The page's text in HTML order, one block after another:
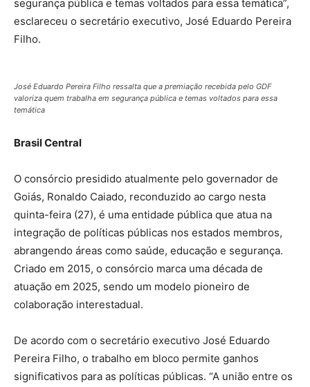
segurança pública e temas voltados para essa temática”,
esclareceu o secretário executivo, José Eduardo Pereira
Filho.
José Eduardo Pereira Filho ressalta que a premiação recebida pelo GDF
valoriza quem trabalha em segurança pública e temas voltados para essa
temática
Brasil Central
O consórcio presidido atualmente pelo governador de
Goiás, Ronaldo Caiado, reconduzido ao cargo nesta
quinta-feira (27), é uma entidade pública que atua na
integração de políticas públicas nos estados membros,
abrangendo áreas como saúde, educação e segurança.
Criado em 2015, o consórcio marca uma década de
atuação em 2025, sendo um modelo pioneiro de
colaboração interestadual.
De acordo com o secretário executivo José Eduardo
Pereira Filho, o trabalho em bloco permite ganhos
significativos para as políticas públicas. “A união entre os